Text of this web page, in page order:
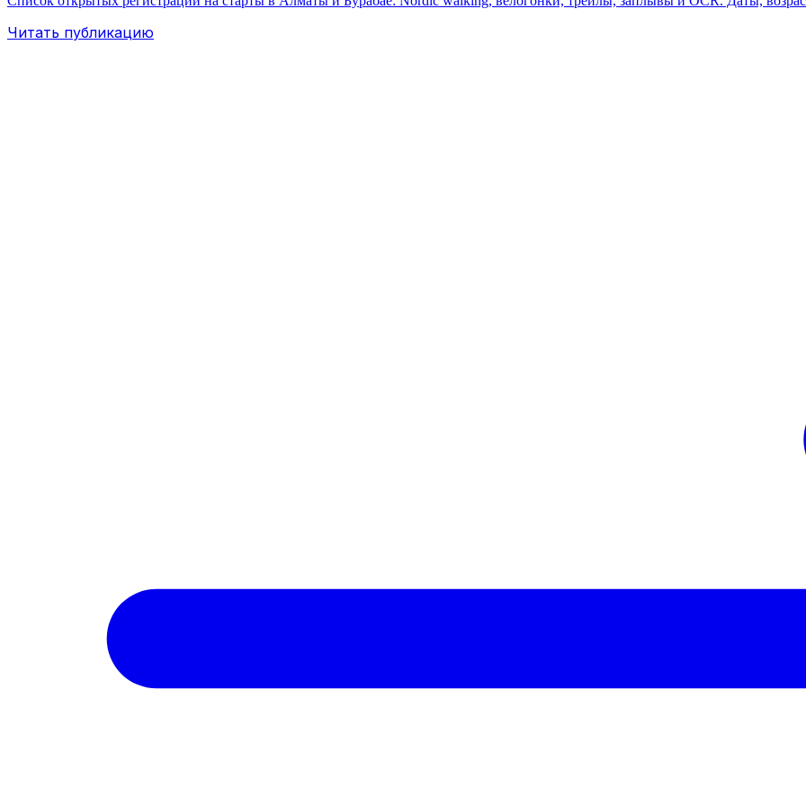
Читать публикацию